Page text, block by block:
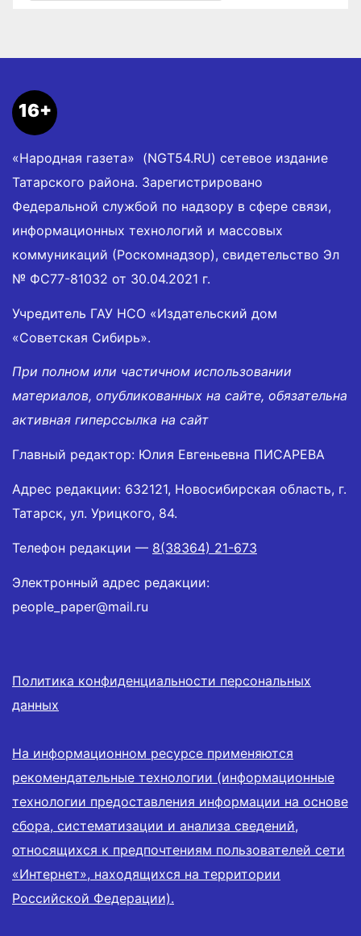
16+
«Народная газета» (NGT54.RU) сетевое издание
Татарского района. Зарегистрировано
Федеральной службой по надзору в сфере связи,
информационных технологий и массовых
коммуникаций (Роскомнадзор), свидетельство Эл
№ ФС77-81032 от 30.04.2021 г.
Учредитель ГАУ НСО «Издательский дом
«Советская Сибирь».
При полном или частичном использовании
материалов, опубликованных на сайте, обязательна
активная гиперссылка на сайт
Главный редактор: Юлия Евгеньевна ПИСАРЕВА
Адрес редакции: 632121, Новосибирская область, г.
Татарск, ул. Урицкого, 84.
Телефон редакции — 8(38364) 21-673
Электронный адрес редакции:
people_paper@mail.ru
Политика конфиденциальности персональных
данных
На информационном ресурсе применяются
рекомендательные технологии (информационные
технологии предоставления информации на основе
сбора, систематизации и анализа сведений,
относящихся к предпочтениям пользователей сети
«Интернет», находящихся на территории
Российской Федерации).